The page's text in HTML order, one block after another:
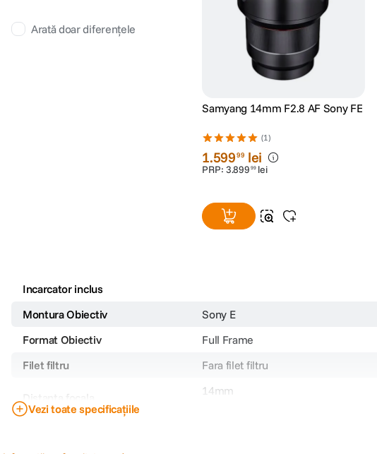
Arată doar diferențele
Samyang 14mm F2.8 AF Sony FE
(1)
1.59999 lei
PRP: 3.899 99 lei
Incarcator inclus
Montura Obiectiv
Sony E
Format Obiectiv
Full Frame
Filet filtru
Fara filet filtru
14mm
Vezi toate specificațiile